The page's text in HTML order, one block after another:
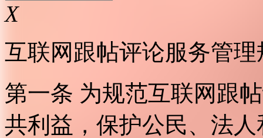
X
互联网跟帖评论服务管理
第一条 为规范互联网跟
共利益，保护公民、法